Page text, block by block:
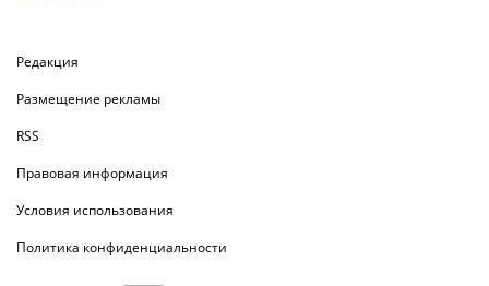
Редакция
Размещение рекламы
RSS
Правовая информация
Условия использования
Политика конфиденциальности